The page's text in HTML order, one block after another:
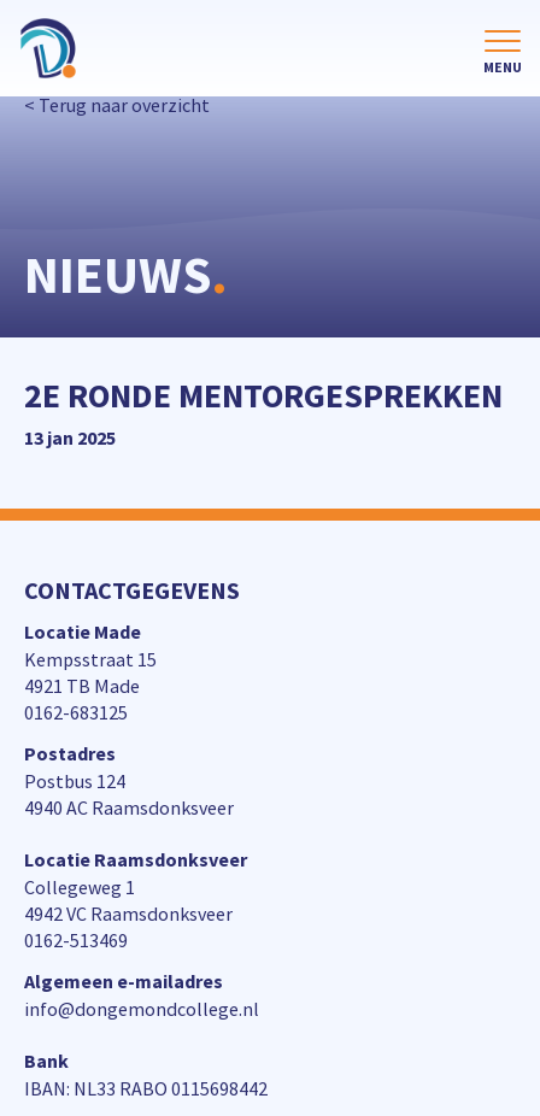
< Terug naar overzicht
NIEUWS.
2E RONDE MENTORGESPREKKEN
13 jan 2025
CONTACTGEGEVENS
Locatie Made
Kempsstraat 15
4921 TB Made
0162-683125
Postadres
Postbus 124
4940 AC Raamsdonksveer
Locatie Raamsdonksveer
Collegeweg 1
4942 VC Raamsdonksveer
0162-513469
Algemeen e-mailadres
info@dongemondcollege.nl
Bank
IBAN: NL33 RABO 0115698442